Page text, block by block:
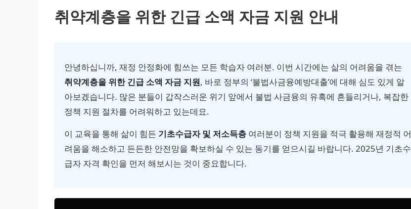
취약계층을 위한 긴급 소액 자금 지원 안내
안녕하십니까, 재정 안정화에 힘쓰는 모든 학습자 여러분. 이번 시간에는 삶의 어려움을 겪는
취약계층을 위한 긴급 소액 자금 지원, 바로 정부의 ‘불법사금융예방대출’에 대해 심도 있게 알
아보겠습니다. 많은 분들이 갑작스러운 위기 앞에서 불법 사금융의 유혹에 흔들리거나, 복잡한
정책 지원 절차를 어려워하고 있는데요.
이 교육을 통해 삶이 힘든 기초수급자 및 저소득층 여러분이 정책 지원을 적극 활용해 재정적 어
려움을 해소하고 든든한 안전망을 확보하실 수 있는 동기를 얻으시길 바랍니다.2025년 기초수
급자 자격 확인을 먼저 해보시는 것이 중요합니다.